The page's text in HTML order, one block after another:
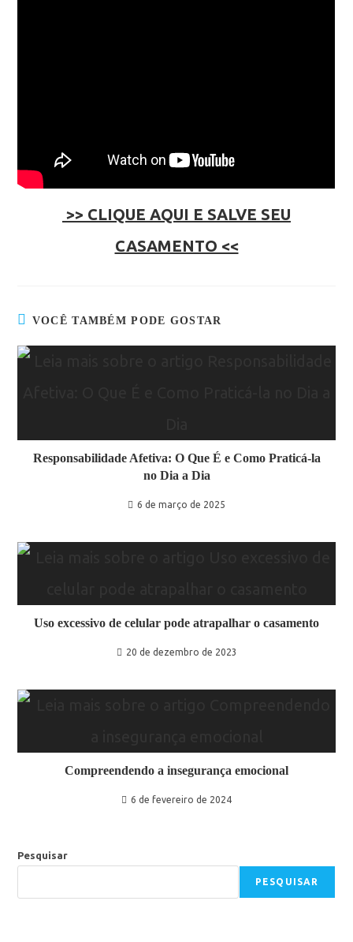
>> CLIQUE AQUI E SALVE SEU
CASAMENTO <<
VOCÊ TAMBÉM PODE GOSTAR
Responsabilidade Afetiva: O Que É e Como Praticá-la
no Dia a Dia
6 de março de 2025
Uso excessivo de celular pode atrapalhar o casamento
20 de dezembro de 2023
Compreendendo a insegurança emocional
6 de fevereiro de 2024
Pesquisar
PESQUISAR